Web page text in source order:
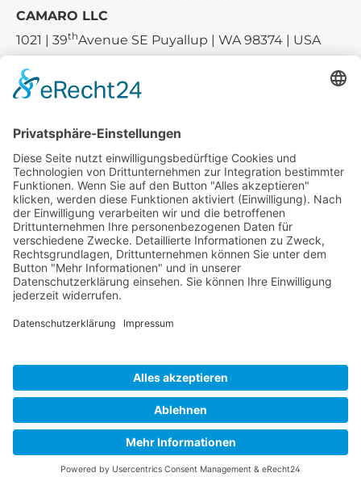
CAMARO LLC
1021 | 39thAvenue SE Puyallup | WA 98374 | USA
Tel.:+1 253-867-57 35
Unternehmen
Service
Media
© 2026 - Camaro Erich Roiser GmbH
AGB Impressum
* Alle Preise inkl. gesetzl. Mehrwertsteuer zzgl. Versandkosten
und ggf. Nachnahmegebühren, wenn nicht anders angegeben.